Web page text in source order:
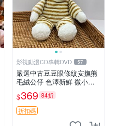
影視動漫CD專輯DVD 57
嚴選中古豆豆眼條紋安撫熊
毛絨公仔 色澤新鮮 微小瑕
疵可收藏 中古 安撫熊 條紋
公仔
$369 84折
折扣碼